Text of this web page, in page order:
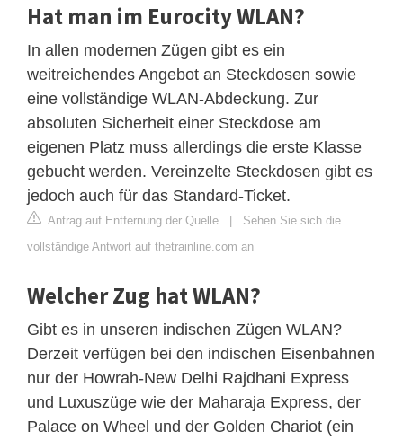
Hat man im Eurocity WLAN?
In allen modernen Zügen gibt es ein
weitreichendes Angebot an Steckdosen sowie
eine vollständige WLAN-Abdeckung. Zur
absoluten Sicherheit einer Steckdose am
eigenen Platz muss allerdings die erste Klasse
gebucht werden. Vereinzelte Steckdosen gibt es
jedoch auch für das Standard-Ticket.
Antrag auf Entfernung der Quelle | Sehen Sie sich die
vollständige Antwort auf thetrainline.com an
Welcher Zug hat WLAN?
Gibt es in unseren indischen Zügen WLAN?
Derzeit verfügen bei den indischen Eisenbahnen
nur der Howrah-New Delhi Rajdhani Express
und Luxuszüge wie der Maharaja Express, der
Palace on Wheel und der Golden Chariot (ein